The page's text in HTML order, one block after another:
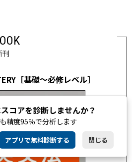
［基礎～必修レベル］
コアを診断しませんか？
精度95％で分析します
アプリで無料診断する 閉じる